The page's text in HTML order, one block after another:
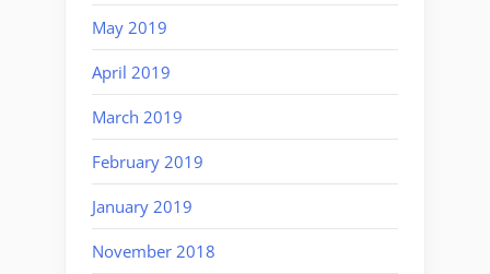
May 2019
April 2019
March 2019
February 2019
January 2019
November 2018